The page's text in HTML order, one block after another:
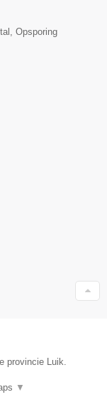
Opsporing
provincie Luik.
▼